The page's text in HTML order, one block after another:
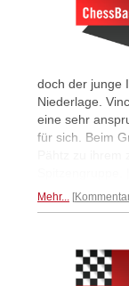
doch der junge
Niederlage.
eine sehr
für sich. Beim
Mehr...